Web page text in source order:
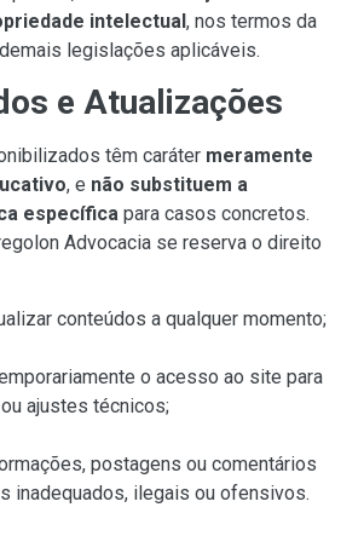
intelectual, nos termos da
legislações aplicáveis.
e Atualizações
têm caráter meramente
, e não substituem a
específica para casos concretos.
Advocacia se reserva o direito
conteúdos a qualquer momento;
o acesso ao site para
ajustes técnicos;
postagens ou comentários
inadequados, ilegais ou ofensivos.